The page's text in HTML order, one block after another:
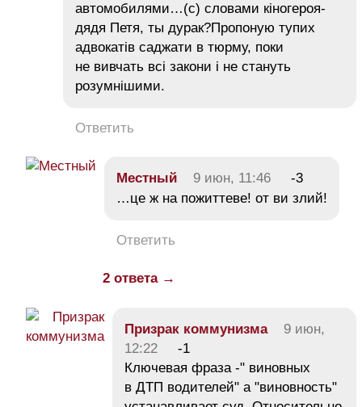
автомобилями…(с) словами кіногероя-
дядя Петя, ты дурак?Пропоную тупих
адвокатів саджати в тюрму, поки
не вивчать всі закони і не стануть
розумнішими.
Ответить
Местный 9 июн, 11:46
-3
…це ж на пожиттеве! от ви злий!
Ответить
2 ответа →
Призрак коммунизма
9 июн,
12:22
-1
Ключевая фраза -" виновных
в ДТП водителей" а "виновность"